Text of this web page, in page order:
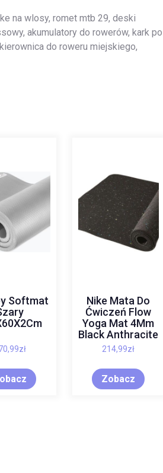
na wlosy, romet mtb 29, deski
akumulatory do rowerów, kark po
do roweru miejskiego,
Softmat
zł
Nike Mata Do
Ćwiczeń Flow
Yoga Mat 4Mm
Black Anthracite
214,99zł
Zobacz